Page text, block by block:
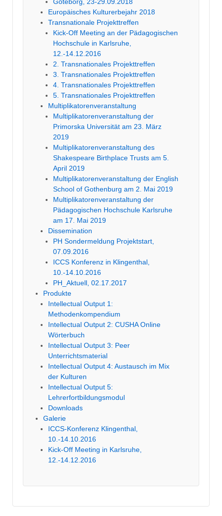
Göteborg, 23-29.09.2018
Europäisches Kulturerbejahr 2018
Transnationale Projekttreffen
Kick-Off Meeting an der Pädagogischen
Hochschule in Karlsruhe,
12.-14.12.2016
2. Transnationales Projekttreffen
3. Transnationales Projekttreffen
4. Transnationales Projekttreffen
5. Transnationales Projekttreffen
Multiplikatorenveranstaltung
Multiplikatorenveranstaltung der
Primorska Universität am 23. März
2019
Multiplikatorenveranstaltung des
Shakespeare Birthplace Trusts am 5.
April 2019
Multiplikatorenveranstaltung der English
School of Gothenburg am 2. Mai 2019
Multiplikatorenveranstaltung der
Pädagogischen Hochschule Karlsruhe
am 17. Mai 2019
Dissemination
PH Sondermeldung Projektstart,
07.09.2016
ICCS Konferenz in Klingenthal,
10.-14.10.2016
PH_Aktuell, 02.17.2017
Produkte
Intellectual Output 1:
Methodenkompendium
Intellectual Output 2: CUSHA Online
Wörterbuch
Intellectual Output 3: Peer
Unterrichtsmaterial
Intellectual Output 4: Austausch im Mix
der Kulturen
Intellectual Output 5:
Lehrerfortbildungsmodul
Downloads
Galerie
ICCS-Konferenz Klingenthal,
10.-14.10.2016
Kick-Off Meeting in Karlsruhe,
12.-14.12.2016